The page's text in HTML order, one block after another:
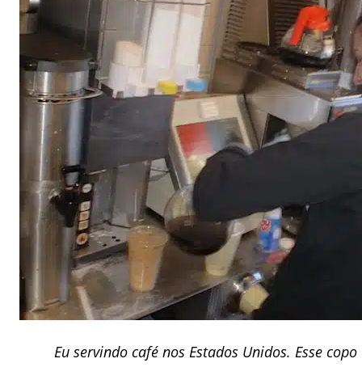
Eu servindo café nos Estados Unidos. Esse